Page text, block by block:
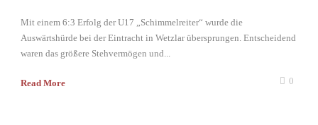
Mit einem 6:3 Erfolg der U17 „Schimmelreiter“ wurde die
Auswärtshürde bei der Eintracht in Wetzlar übersprungen. Entscheidend
waren das größere Stehvermögen und...
Read More 0